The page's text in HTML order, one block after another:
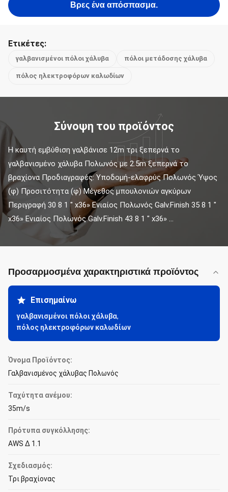
Βρες ένα απόσπασμα.
Ετικέτες:
γαλβανισμένοι πόλοι χάλυβα πόλοι μετάδοσης χάλυβα
πόλος ηλεκτροφόρων καλωδίων
Σύνοψη του προϊόντος
Η καυτή εμβύθιση γαλβάνισε 12m τρι ξεπερνά το
γαλβανισμένο χάλυβα Πολωνός με 2.5m ξεπερνά το
βραχίονα Προδιαγραφές: Υποδομή-ελαφρύς Πολωνός Ύψος
(φ) Προσιτότητα (φ) Μέγεθος μπουλονιών αγκύρων
Περιγραφή 30 8 1 " x36» Ενιαίος Πολωνός Galv.Finish 35 8 1 "
x36» Ενιαίος Πολωνός Galv.Finish 43 8 1 " x36» ...
Προσαρμοσμένα χαρακτηριστικά προϊόντος
Επισημαίνω
γαλβανισμένοι πόλοι χάλυβα,
πόλος ηλεκτροφόρων καλωδίων
Όνομα Προϊόντος:
Γαλβανισμένος χάλυβας Πολωνός
Ταχύτητα ανέμου:
35m/s
Πρότυπα συγκόλλησης:
AWS Δ 1.1
Σχεδιασμός:
Τρι βραχίονας